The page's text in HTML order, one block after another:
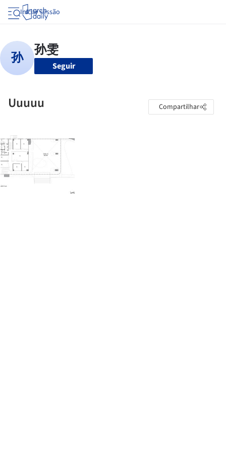
Iniciar sessão
Seguir
Uuuuu Compartilhar